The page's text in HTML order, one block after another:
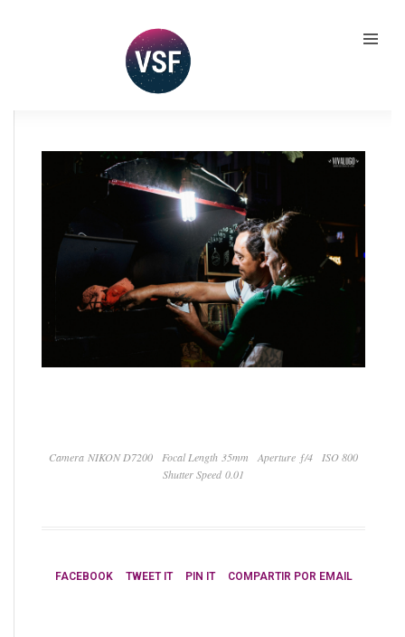
Camera NIKON D7200 Focal Length 35mm Aperture ƒ/4
ISO 800
Shutter Speed 0.01
FACEBOOK TWEET IT PIN IT COMPARTIR POR EMAIL